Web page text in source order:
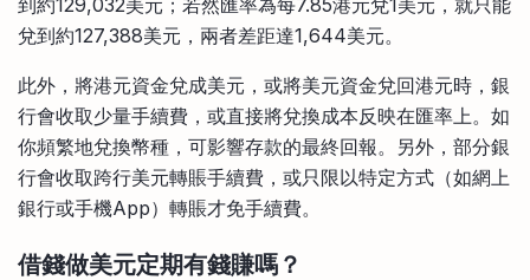
兌到約127,388美元，兩者差距達1,644美元。
此外，將港元資金兌成美元，或將美元資金兌回港元時，銀
行會收取少量手續費，或直接將兌換成本反映在匯率上。如
你頻繁地兌換幣種，可影響存款的最終回報。另外，部分銀
行會收取跨行美元轉賬手續費，或只限以特定方式（如網上
銀行或手機App）轉賬才免手續費。
借錢做美元定期有錢賺嗎？